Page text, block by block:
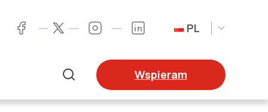
FacebookTwitter InstagramLinkedIn PL
Wspieram